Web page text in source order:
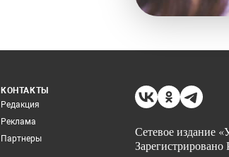
КОНТАКТЫ
Редакция
Реклама
Партнеры
Сетевое издание